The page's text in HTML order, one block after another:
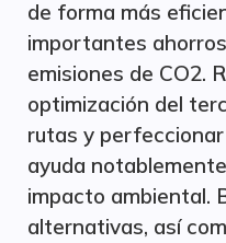
de forma más
importantes
emisiones de CO2.
optimización del
rutas y
ayuda
impacto ambiental.
alternativas, así